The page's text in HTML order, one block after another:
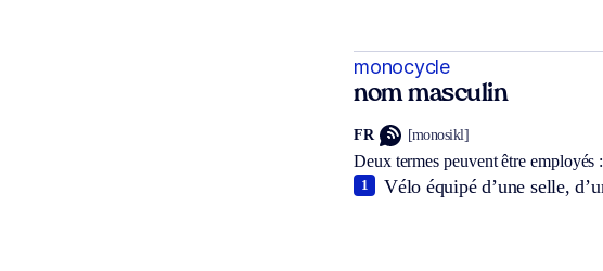
monocycle
nom masculin
FR [monosikl]
Deux termes peuvent être employés
Vélo équipé d’une selle,
1